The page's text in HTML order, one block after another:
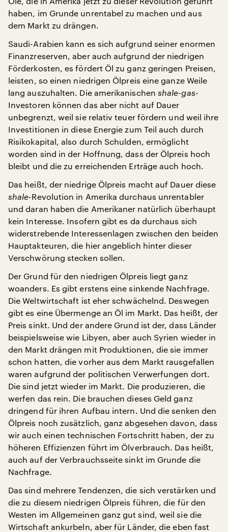
haben, im Grunde unrentabel zu machen und aus
dem Markt zu drängen.
Saudi-Arabien kann es sich aufgrund seiner enormen
Finanzreserven, aber auch aufgrund der niedrigen
Förderkosten, es fördert Öl zu ganz geringen Preisen,
leisten, so einen niedrigen Ölpreis eine ganze Weile
lang auszuhalten. Die amerikanischen shale-gas-
Investoren können das aber nicht auf Dauer
unbegrenzt, weil sie relativ teuer fördern und weil ihre
Investitionen in diese Energie zum Teil auch durch
Risikokapital, also durch Schulden, ermöglicht
worden sind in der Hoffnung, dass der Ölpreis hoch
bleibt und die zu erreichenden Erträge auch hoch.
Das heißt, der niedrige Ölpreis macht auf Dauer diese
shale-Revolution in Amerika durchaus unrentabler
und daran haben die Amerikaner natürlich überhaupt
kein Interesse. Insofern gibt es da durchaus sich
widerstrebende Interessenlagen zwischen den beiden
Hauptakteuren, die hier angeblich hinter dieser
Verschwörung stecken sollen.
Der Grund für den niedrigen Ölpreis liegt ganz
woanders. Es gibt erstens eine sinkende Nachfrage.
Die Weltwirtschaft ist eher schwächelnd. Deswegen
gibt es eine Übermenge an Öl im Markt. Das heißt, der
Preis sinkt. Und der andere Grund ist der, dass Länder
beispielsweise wie Libyen, aber auch Syrien wieder in
den Markt drängen mit Produktionen, die sie immer
schon hatten, die vorher aus dem Markt rausgefallen
waren aufgrund der politischen Verwerfungen dort.
Die sind jetzt wieder im Markt. Die produzieren, die
werfen das rein. Die brauchen dieses Geld ganz
dringend für ihren Aufbau intern. Und die senken den
Ölpreis noch zusätzlich, ganz abgesehen davon, dass
wir auch einen technischen Fortschritt haben, der zu
höheren Effizienzen führt im Ölverbrauch. Das heißt,
auch auf der Verbrauchsseite sinkt im Grunde die
Nachfrage.
Das sind mehrere Tendenzen, die sich verstärken und
die zu diesem niedrigen Ölpreis führen, die für den
Westen im Allgemeinen ganz gut sind, weil sie die
Wirtschaft ankurbeln, aber für Länder, die eben fast